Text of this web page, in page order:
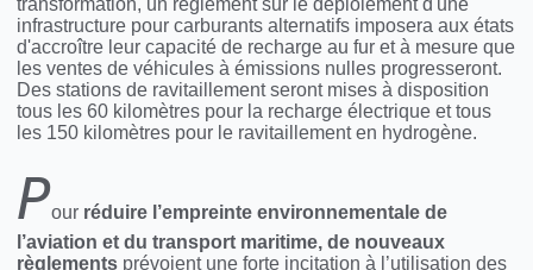
transformation, un règlement sur le déploiement d'une
infrastructure pour carburants alternatifs imposera aux états
d'accroître leur capacité de recharge au fur et à mesure que
les ventes de véhicules à émissions nulles progresseront.
Des stations de ravitaillement seront mises à disposition
tous les 60 kilomètres pour la recharge électrique et tous
les 150 kilomètres pour le ravitaillement en hydrogène.
Pour réduire l’empreinte environnementale de
l’aviation et du transport maritime, de nouveaux
règlements prévoient une forte incitation à l’utilisation des